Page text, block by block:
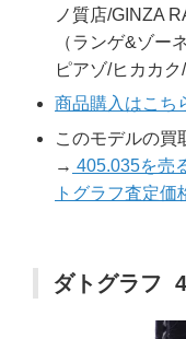
ノ質店/GINZA
（ランゲ&ゾー
ピアゾ/ヒカカ
商品購入はこち
このモデルの買
→ 405.035を売
トグラフ査定価
ダトグラフ